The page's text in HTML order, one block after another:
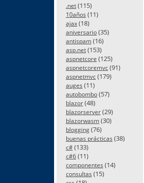
.net(115)
10años (11)
ajax(18)
aniversario(35)
antispam(16)
asp.net(153)
aspnetcore (125)
aspnetcoremvc(91)
aspnetmvc(179)
auges (11)
autobombo(57)
blazor(48)
blazorserver(29)
blazorwasm(30)
blogging(76)
buenas prácticas (38)
c#(133)
c#6(11)
componentes (14)
consultas (15)